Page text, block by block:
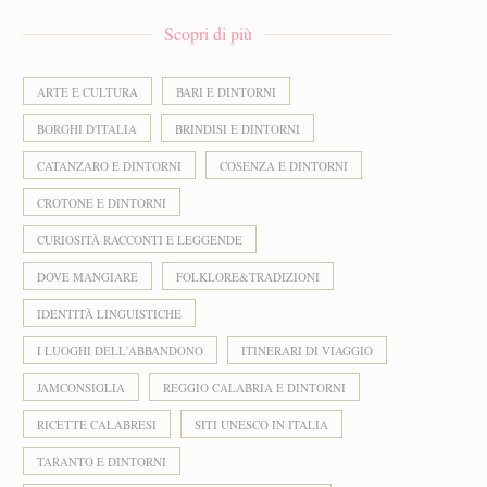
Scopri di più
ARTE E CULTURA BARI E DINTORNI
BORGHI D'ITALIA BRINDISI E DINTORNI
CATANZARO E DINTORNI COSENZA E DINTORNI
CROTONE E DINTORNI
CURIOSITÀ RACCONTI E LEGGENDE
DOVE MANGIARE FOLKLORE&TRADIZIONI
IDENTITÀ LINGUISTICHE
I LUOGHI DELL'ABBANDONO ITINERARI DI VIAGGIO
JAMCONSIGLIA REGGIO CALABRIA E DINTORNI
RICETTE CALABRESI SITI UNESCO IN ITALIA
TARANTO E DINTORNI